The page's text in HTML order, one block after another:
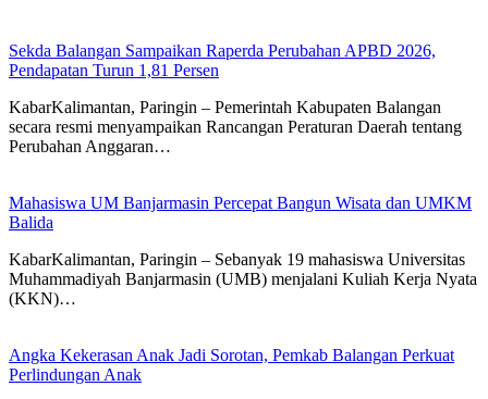
Sekda Balangan Sampaikan Raperda Perubahan APBD 2026,
Pendapatan Turun 1,81 Persen
KabarKalimantan, Paringin – Pemerintah Kabupaten Balangan
secara resmi menyampaikan Rancangan Peraturan Daerah tentang
Perubahan Anggaran…
Mahasiswa UM Banjarmasin Percepat Bangun Wisata dan UMKM
Balida
KabarKalimantan, Paringin – Sebanyak 19 mahasiswa Universitas
Muhammadiyah Banjarmasin (UMB) menjalani Kuliah Kerja Nyata
(KKN)…
Angka Kekerasan Anak Jadi Sorotan, Pemkab Balangan Perkuat
Perlindungan Anak